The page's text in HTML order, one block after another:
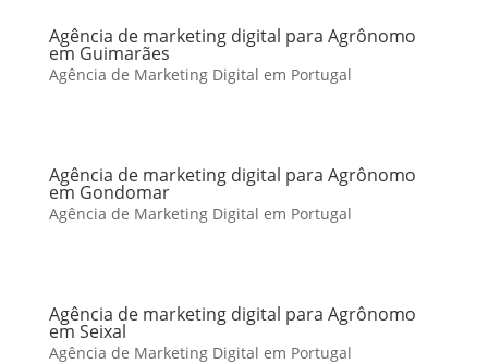
Agência de marketing digital para Agrônomo
em Guimarães
Agência de Marketing Digital em Portugal
Agência de marketing digital para Agrônomo
em Gondomar
Agência de Marketing Digital em Portugal
Agência de marketing digital para Agrônomo
em Seixal
Agência de Marketing Digital em Portugal